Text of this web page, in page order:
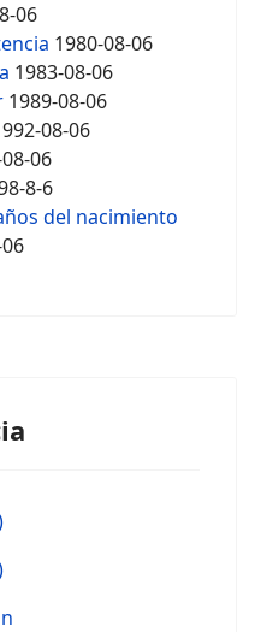
06
1980-08-06
1983-08-06
1989-08-06
08-06
06
8-6
del nacimiento